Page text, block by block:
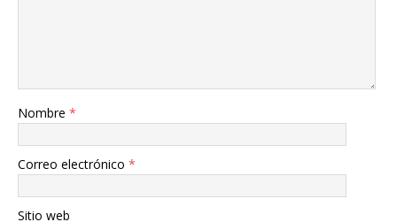
Nombre *
Correo electrónico *
Sitio web